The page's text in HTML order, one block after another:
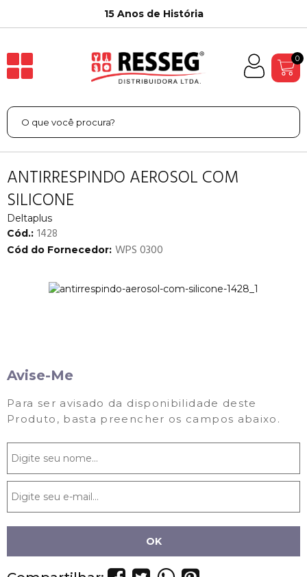
15 Anos de História
0
ANTIRRESPINDO AEROSOL COM
SILICONE
Deltaplus
Cód.: 1428
Cód do Fornecedor: WPS 0300
Avise-Me
Para ser avisado da disponibilidade deste
Produto, basta preencher os campos abaixo.